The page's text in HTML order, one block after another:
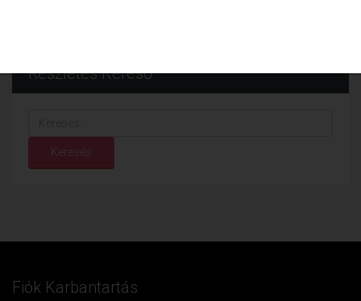
Részletes Kereső
Keresés
Fiók Karbantartás